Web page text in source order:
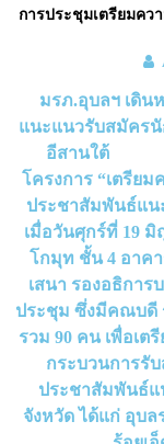
การประชุมเตรียมคว
มรภ.อุบลฯ เดิน
แนะแนวรับสมัครนั
อีสานใต้ มห
โครงการ “เตรีย
ประชาสัมพันธ์แน
เมื่อวันศุกร์ที่ 19 มิ
โกมุท ชั้น 4 อาค
เสนา รองอธิการ
ประชุม ซึ่งมีคณบดี
รวม 90 คน เพื่อเต
กระบวนการรั
ประชาสัมพันธ์แ
จังหวัด ได้แก่ อุบล